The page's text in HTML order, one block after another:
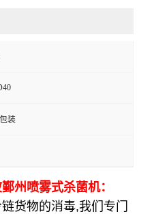
装
州喷雾式杀菌机：
物的消毒,我们专门